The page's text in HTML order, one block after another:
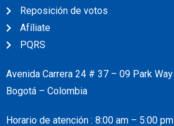
Reposición de votos
Afíliate
PQRS
Avenida Carrera 24 # 37 – 09 Park Way
Bogotá – Colombia
Horario de atención : 8:00 am – 5:00 pm